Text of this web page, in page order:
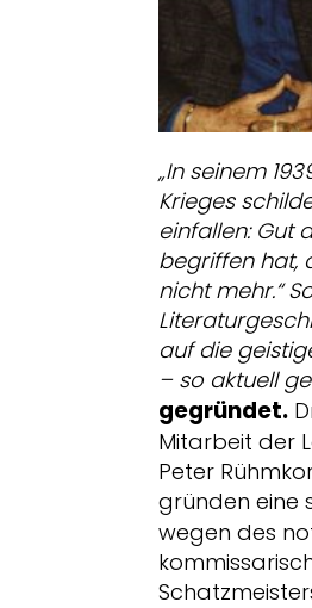
„In seinem
Krieges
einfallen: Gut
begriffen hat,
nicht mehr.“
auf die
– so aktuell
gegründet.
Mitarbeit der
Peter
gründen eine
wegen des